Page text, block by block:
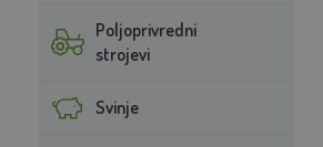
Poljoprivredni
strojevi
Svinje